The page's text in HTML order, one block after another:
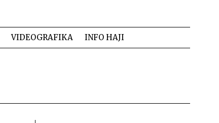
VIDEOGRAFIKA INFO HAJI